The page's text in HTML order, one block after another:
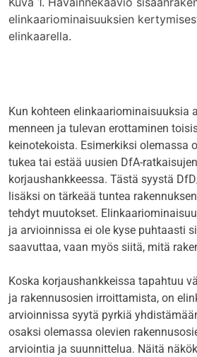
elinkaariominaisuuksien
elinkaarella.
Kun kohteen elinkaariominaisuuksia
menneen ja tulevan erottaminen
keinotekoista. Esimerkiksi olemassa
tukea tai estää uusien DfA-
korjaushankkeessa. Tästä syystä
lisäksi on tärkeää tuntea
tehdyt muutokset.
ja arvioinnissa ei ole kyse puhtaasti
saavuttaa, vaan myös siitä, mitä
Koska korjaushankkeissa tapahtuu
ja rakennusosien irroittamista, on
arvioinnissa syytä pyrkiä
osaksi olemassa olevien
arviointia ja suunnittelua. Näitä